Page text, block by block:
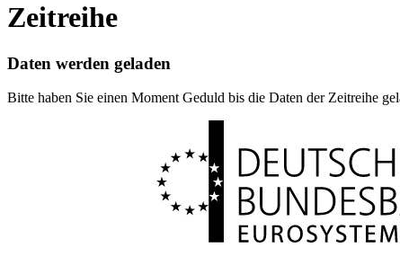
Zeitreihe
Daten werden geladen
Bitte haben Sie einen Moment Geduld bis die Daten der Zeitreihe